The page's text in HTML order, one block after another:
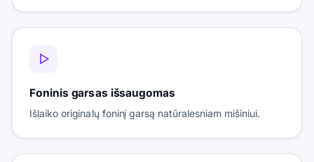
Foninis garsas išsaugomas
Išlaiko originalų foninį garsą natūralesniam mišiniui.